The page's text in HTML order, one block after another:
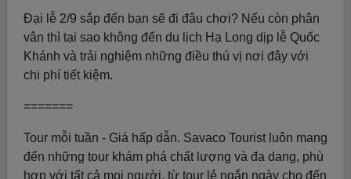
Đại lễ 2/9 sắp đến bạn sẽ đi đâu chơi? Nếu còn phân
vân thì tại sao không đến du lịch Hạ Long dịp lễ Quốc
Khánh và trải nghiệm những điều thú vị nơi đây với
chi phí tiết kiệm.
=======
Tour mỗi tuần - Giá hấp dẫn. Savaco Tourist luôn mang
đến những tour khám phá chất lượng và đa dang, phù
hợp với tất cả mọi người, từ tour lẻ ngắn ngày cho đến